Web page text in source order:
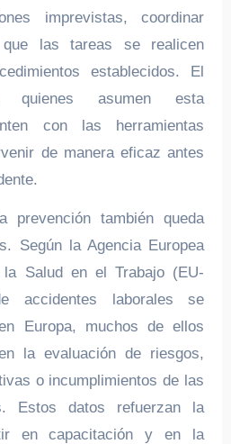
imprevistas, coordinar
las tareas se realicen
establecidos. El
asumen esta
con las herramientas
de manera eficaz antes
prevención también queda
Según la Agencia Europea
Salud en el Trabajo (EU-
accidentes laborales se
Europa, muchos de ellos
la evaluación de riesgos,
o incumplimientos de las
Estos datos refuerzan la
en capacitación y en la